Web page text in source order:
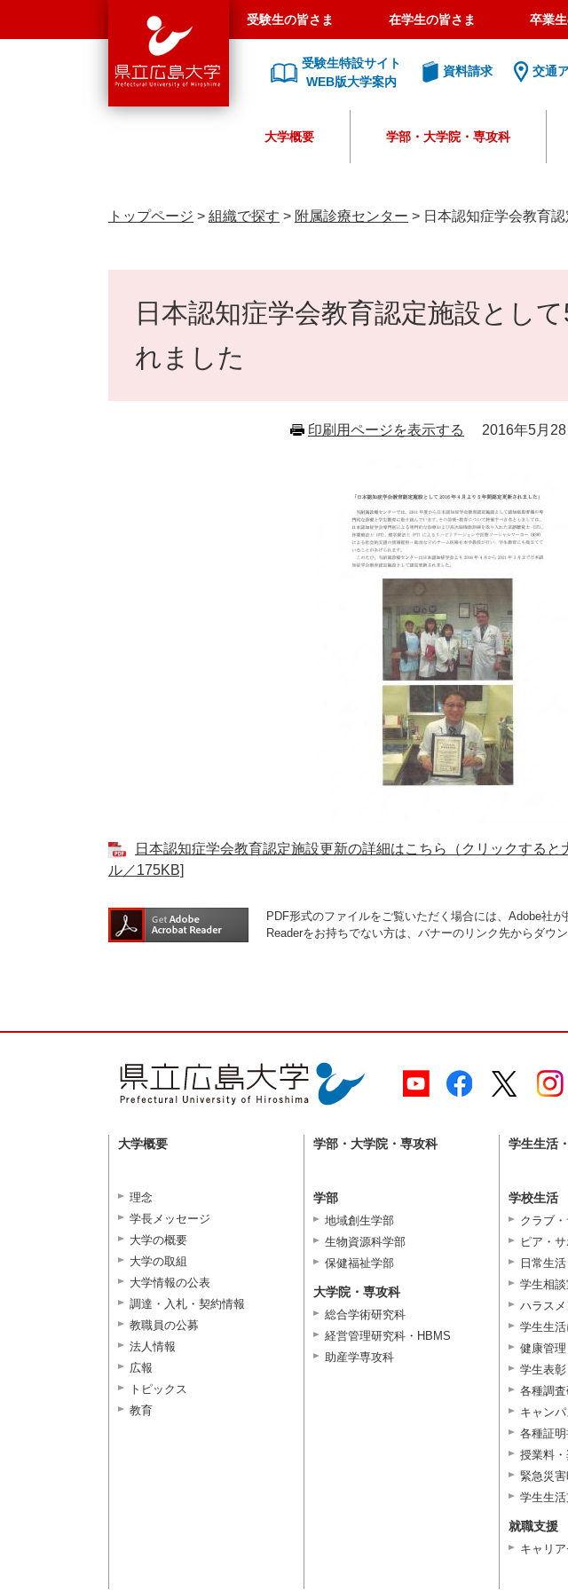
島
大
受験生の皆さま 在学生の皆さま 卒業
受験生特設サイト
WEB版大学案内
資料請求 交通
大学概要 学部・大学院・専攻科
トップページ > 組織で探す > 附属診療センター > 日本認知症学会教育
日本認知症学会教育認定施設とし
れました
印刷用ページを表示する 2016年5月
日本認知症学会教育認定施設更新の詳細はこちら（クリックすると
ル／175KB]
PDF形式のファイルをご覧いただく場合には、Adobe社が
Readerをお持ちでない方は、バナーのリンク先からダウ
大学概要
理念
学長メッセージ
大学の概要
大学の取組
大学情報の公表
調達・入札・契約情報
教職員の公募
法人情報
広報
トピックス
教育
学部・大学院・専攻科
学部
地域創生学部
生物資源科学部
保健福祉学部
大学院・専攻科
総合学術研究科
経営管理研究科・HBMS
助産学専攻科
学生生活
学校生活
クラブ
ピア・
日常生活
学生相談
ハラス
学生生
健康管理
学生表彰
各種調
キャン
各種証
授業料
緊急災
学生生活
就職支援
キャリ